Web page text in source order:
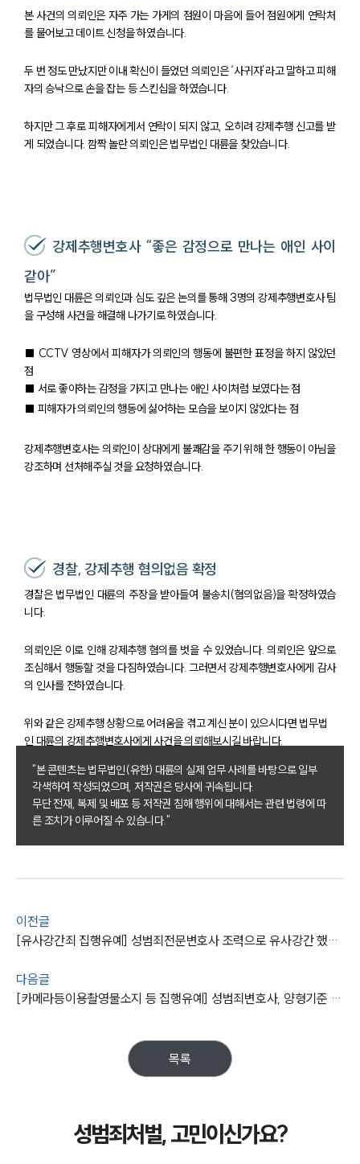
팀소개
팀소개
대륜의 강점
주요 업무사례
법률정보
법률지식인
고객후기
업무분야
본 사건의 의뢰인은 자주 가는 가게의 점원이 마음에 들어 점원에게 연락처
를 물어보고 데이트 신청을 하였습니다.
두 번 정도 만났지만 이내 확신이 들었던 의뢰인은 ‘사귀자’라고 말하고 피해
자의 승낙으로 손을 잡는 등 스킨십을 하였습니다.
하지만 그 후로 피해자에게서 연락이 되지 않고, 오히려 강제추행 신고를 받
게 되었습니다. 깜짝 놀란 의뢰인은 법무법인 대륜을 찾았습니다.
강제추행변호사 “좋은 감정으로 만나는 애인 사이
같아”
법무법인 대륜은 의뢰인과 심도 깊은 논의를 통해 3명의 강제추행변호사 팀
을 구성해 사건을 해결해 나가기로 하였습니다.
■ CCTV 영상에서 피해자가 의뢰인의 행동에 불편한 표정을 하지 않았던
점
■ 서로 좋아하는 감정을 가지고 만나는 애인 사이처럼 보였다는 점
■ 피해자가 의뢰인의 행동에 싫어하는 모습을 보이지 않았다는 점
강제추행변호사는 의뢰인이 상대에게 불쾌감을 주기 위해 한 행동이 아님을
강조하며 선처해주실 것을 요청하였습니다.
경찰, 강제추행 혐의없음 확정
경찰은 법무법인 대륜의 주장을 받아들여 불송치(혐의없음)을 확정하였습
니다.
의뢰인은 이로 인해 강제추행 혐의를 벗을 수 있었습니다. 의뢰인은 앞으로
조심해서 행동할 것을 다짐하였습니다. 그러면서 강제추행변호사에게 감사
의 인사를 전하였습니다.
위와 같은 강제추행 상황으로 어려움을 겪고 계신 분이 있으시다면 법무법
인 대륜의 강제추행변호사에게 사건을 의뢰해보시길 바랍니다.
"본 콘텐츠는 법무법인(유한) 대륜의 실제 업무 사례를 바탕으로 일부
각색하여 작성되었으며, 저작권은 당사에 귀속됩니다.
무단 전재, 복제 및 배포 등 저작권 침해 행위에 대해서는 관련 법령에 따
른 조치가 이루어질 수 있습니다."
이전글
[유사강간죄 집행유예] 성범죄전문변호사 조력으로 유사강간 했으나 집행유예
다음글
[카메라등이용촬영물소지 등 집행유예] 성범죄변호사, 양형기준 권고형의 하한보다 낮은 형량 받음
목록
성범죄처벌, 고민이신가요?